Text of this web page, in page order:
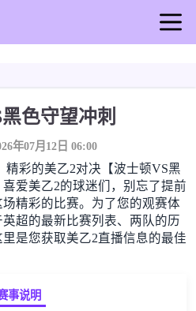
色守望冲刺
年07月12日 06:00
精彩的美乙2对决【波士顿VS黑
爱美乙2的球迷们，别忘了提前
精彩的比赛。为了您的观赛体
超的最新比赛列表、两队的历
是您获取美乙2直播信息的最佳
事说明